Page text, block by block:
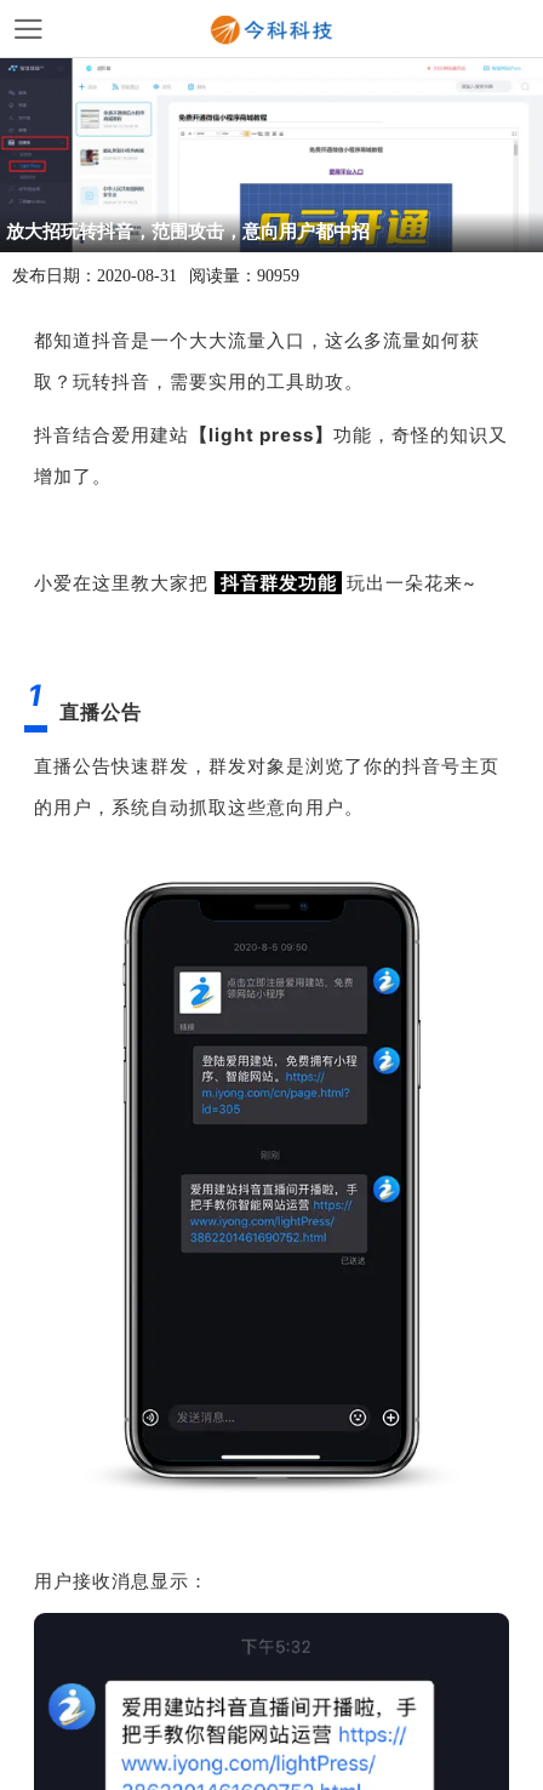
放大招玩转抖音，范围攻击，意向用户都中招
发布日期： 2020-08-31 阅读量： 90959
都知道抖音是一个大大流量入口，这么多流量如何获
取？玩转抖音，需要实用的工具助攻。
抖音结合爱用建站 【light press】 功能，奇怪的知识又
增加了。
小爱在这里教大家把 抖音群发功能 玩出一朵花来~
1 直播公告
直播公告快速群发，群发对象是浏览了你的抖音号主页
的用户，系统自动抓取这些意向用户。
用户接收消息显示：